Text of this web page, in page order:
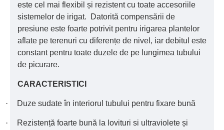
este cel mai flexibil și rezistent cu toate accesoriile
sistemelor de irigat. Datorită compensării de
presiune este foarte potrivit pentru irigarea plantelor
aflate pe terenuri cu diferențe de nivel, iar debitul este
constant pentru toate duzele de pe lungimea tubului
de picurare.
CARACTERISTICI
· Duze sudate în interiorul tubului pentru fixare bună
·
Rezistență foarte bună la lovituri si ultraviolete și